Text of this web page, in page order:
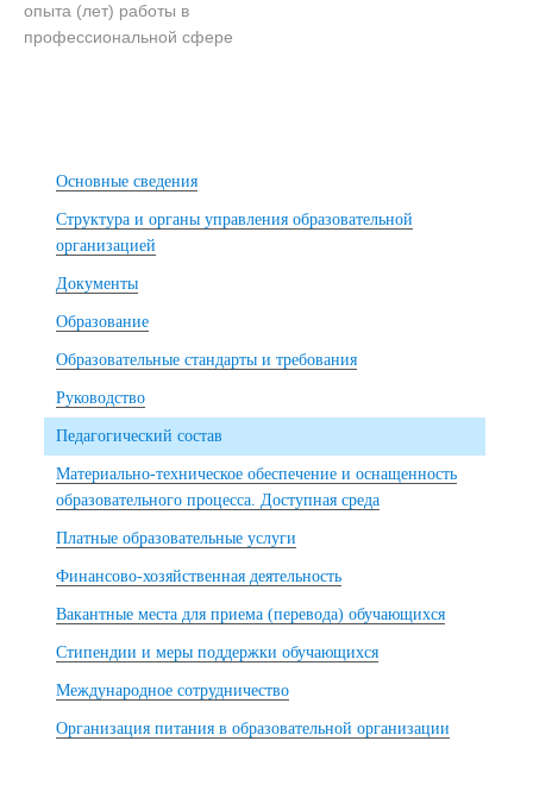
опыта (лет) работы в
профессиональной сфере
Основные сведения
Структура и органы управления образовательной
организацией
Документы
Образование
Образовательные стандарты и требования
Руководство
Педагогический состав
Материально-техническое обеспечение и оснащенность
образовательного процесса. Доступная среда
Платные образовательные услуги
Финансово-хозяйственная деятельность
Вакантные места для приема (перевода) обучающихся
Стипендии и меры поддержки обучающихся
Международное сотрудничество
Организация питания в образовательной организации